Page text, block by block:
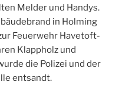
Melder und Handys.
in Holming
Feuerwehr Havetoft-
Klappholz und
die Polizei und der
entsandt.